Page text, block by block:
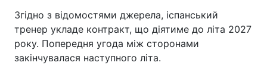
Згідно з відомостями джерела, іспанський
тренер укладе контракт, що діятиме до літа 2027
року. Попередня угода між сторонами
закінчувалася наступного літа.